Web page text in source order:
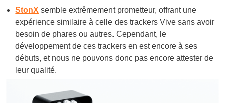
StonX semble extrêmement prometteur, offrant une
expérience similaire à celle des trackers Vive sans avoir
besoin de phares ou autres. Cependant, le
développement de ces trackers en est encore à ses
débuts, et nous ne pouvons donc pas encore attester de
leur qualité.